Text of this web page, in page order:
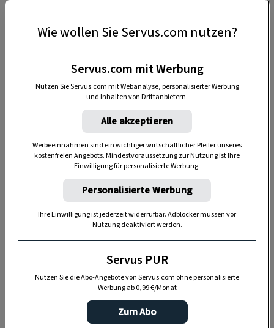
Anzeige
Erwähnenswert sind zudem die große Auswahl
an edlen Bränden sowie der prachtvolle
Gastgarten, der auch von Gästen aus der nahen
Schweiz geschätzt wird, die hier in Scharen
einkehren. Eine Reservierung ist sehr ratsam.
Wie wollen Sie Servus.com nutzen?
Servus.com mit Werbung
Nutzen Sie Servus.com mit Webanalyse, personalisierter Werbung
und Inhalten von Drittanbietern.
Alle akzeptieren
Werbeeinnahmen sind ein wichtiger wirtschaftlicher Pfeiler unseres
kostenfreien Angebots. Mindestvoraussetzung zur Nutzung ist Ihre
Einwilligung für personalisierte Werbung.
Personalisierte Werbung
Ihre Einwilligung ist jederzeit widerrufbar. Adblocker müssen vor
Nutzung deaktiviert werden.
Servus PUR
Nutzen Sie die Abo-Angebote von Servus.com ohne personalisierte
Werbung ab 0,99 €/Monat
Zum Abo